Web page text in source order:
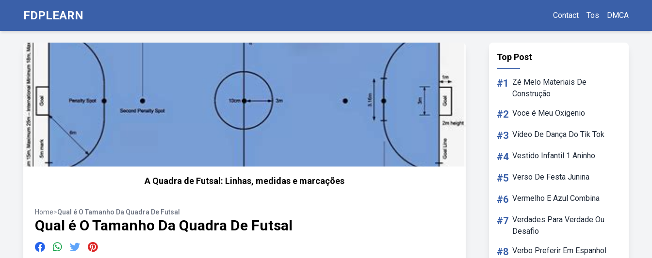
FDPLEARN Contact Tos DMCA
A Quadra de Futsal: Linhas, medidas e marcações
Home>Qual é O Tamanho Da Quadra De Futsal
Qual é O Tamanho Da Quadra De Futsal
Top Post
#1
Zé Melo Materiais De
Construção
#2 Voce é Meu Oxigenio
#3 Vídeo De Dança Do Tik Tok
#4 Vestido Infantil 1 Aninho
#5 Verso De Festa Junina
#6 Vermelho E Azul Combina
#7 Verdades Para Verdade Ou
Desafio
#8 Verbo Preferir Em Espanhol